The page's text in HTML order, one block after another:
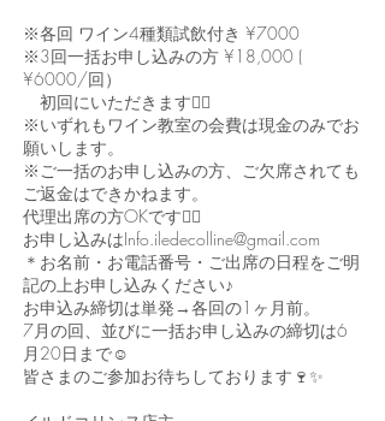
※各回 ワイン4種類試飲付き ¥7000
※3回一括お申し込みの方 ¥18,000 (
¥6000/回）
初回にいただきます🙇‍♀️
※いずれもワイン教室の会費は現金のみでお
願いします。
※ご一括のお申し込みの方、ご欠席されても
ご返金はできかねます。
代理出席の方OKです🙆‍♀️
お申し込みはInfo.iledecolline@gmail.com
＊お名前・お電話番号・ご出席の日程をご明
記の上お申し込みください♪
お申込み締切は単発→各回の1ヶ月前。
7月の回、並びに一括お申し込みの締切は6
月20日まで☺️
皆さまのご参加お待ちしております🍷✨